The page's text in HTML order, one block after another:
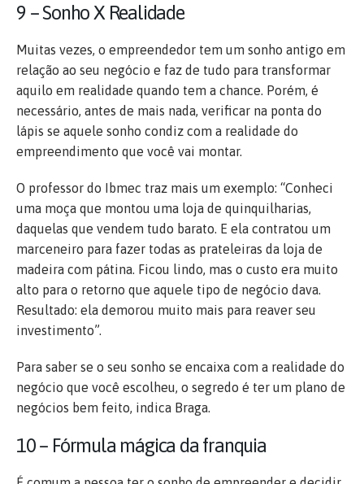
9 – Sonho X Realidade
Muitas vezes, o empreendedor tem um sonho antigo em
relação ao seu negócio e faz de tudo para transformar
aquilo em realidade quando tem a chance. Porém, é
necessário, antes de mais nada, verificar na ponta do
lápis se aquele sonho condiz com a realidade do
empreendimento que você vai montar.
O professor do Ibmec traz mais um exemplo: “Conheci
uma moça que montou uma loja de quinquilharias,
daquelas que vendem tudo barato. E ela contratou um
marceneiro para fazer todas as prateleiras da loja de
madeira com pátina. Ficou lindo, mas o custo era muito
alto para o retorno que aquele tipo de negócio dava.
Resultado: ela demorou muito mais para reaver seu
investimento”.
Para saber se o seu sonho se encaixa com a realidade do
negócio que você escolheu, o segredo é ter um plano de
negócios bem feito, indica Braga.
10 – Fórmula mágica da franquia